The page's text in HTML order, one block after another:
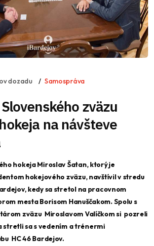
dozadu Samospráva
zväzu
na návšteve
hokeja Miroslav Šatan, ktorý je
hokejového zväzu, navštívil v stredu
kedy sa stretol na pracovnom
mesta Borisom Hanuščakom. Spolu s
zväzu Miroslavom Valíčkom si pozreli
stretli sa s vedením a trénermi
HC 46 Bardejov.